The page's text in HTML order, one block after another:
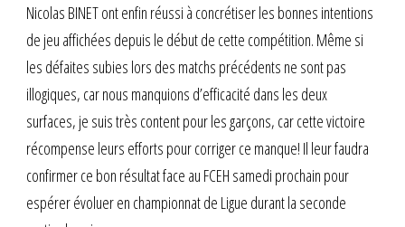
Nicolas BINET ont enfin réussi à concrétiser les bonnes intentions
de jeu affichées depuis le début de cette compétition. Même si
les défaites subies lors des matchs précédents ne sont pas
illogiques, car nous manquions d’efficacité dans les deux
surfaces, je suis très content pour les garçons, car cette victoire
récompense leurs efforts pour corriger ce manque! Il leur faudra
confirmer ce bon résultat face au FCEH samedi prochain pour
espérer évoluer en championnat de Ligue durant la seconde